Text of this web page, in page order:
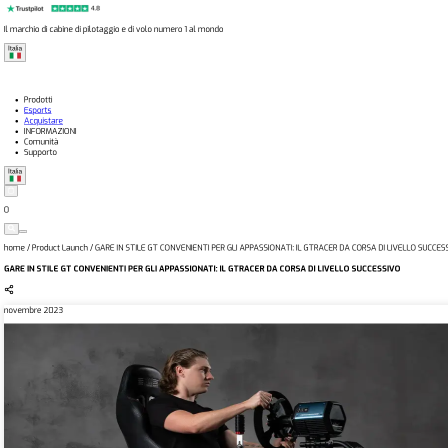
Il marchio di cabine di pilotaggio e di volo numero 1 al mondo
Italia
Prodotti
Esports
Acquistare
INFORMAZIONI
Comunità
Supporto
Italia
0
home /Product Launch /GARE IN STILE GT CONVENIENTI PER GLI APPASSIONATI: IL GTRACER DA CORSA DI LIVELLO
GARE IN STILE GT CONVENIENTI PER GLI APPASSIONATI: IL GTRACER DA CORSA DI LIVELLO SUCCESSIVO
novembre 2023